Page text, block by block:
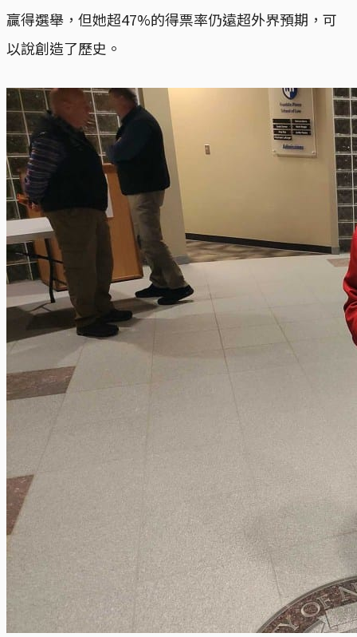
贏得選舉，但她超47%的得票率仍遠超外界預期，可
以說創造了歷史。